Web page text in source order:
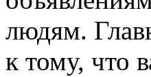
людям.
к тому, что